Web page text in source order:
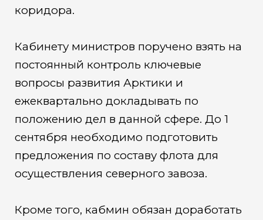
коридора.
Кабинету министров поручено взять на
постоянный контроль ключевые
вопросы развития Арктики и
ежеквартально докладывать по
положению дел в данной сфере. До 1
сентября необходимо подготовить
предложения по составу флота для
осуществления северного завоза.
Кроме того, кабмин обязан доработать